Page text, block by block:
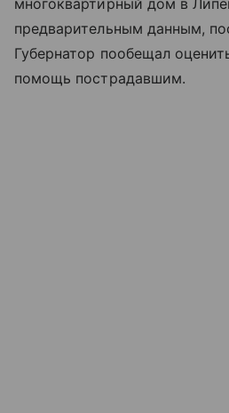
многоквартирный дом в
предварительным данным,
Губернатор пообещал
помощь пострадавшим.